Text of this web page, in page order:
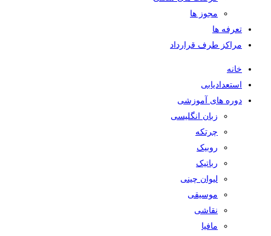
مجوز ها
تعرفه ها
مراکز طرف قرارداد
خانه
استعدادیابی
دوره های آموزشی
زبان انگلیسی
چرتکه
روبیک
رباتیک
لیوان چینی
موسیقی
نقاشی
مافیا